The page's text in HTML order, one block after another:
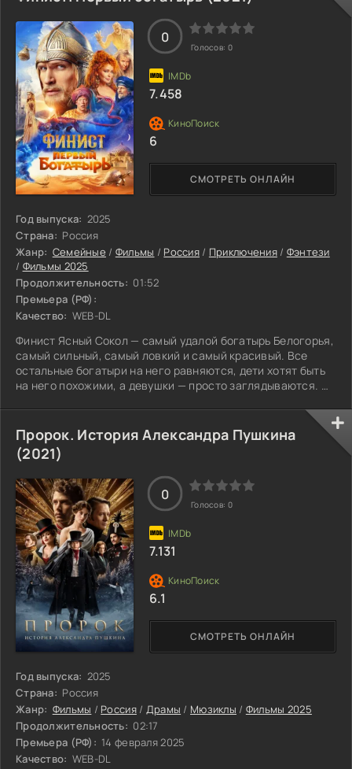
Год выпуска: 2025
Страна: Россия
Жанр: Семейные / Фильмы / Россия / Приключения/ Фэнтези
/ Фильмы 2025
Продолжительность: 01:52
Премьера (РФ):
Качество: WEB-DL
Финист Ясный Сокол — самый удалой богатырь Белогорья,
самый сильный, самый ловкий и самый красивый. Все
остальные богатыри на него равняются, дети хотят быть
на него похожими, а девушки — просто заглядываются. Он
подвигов, если считает их скучными и неинтересными. Но
ему просто необходимо оставаться лучшим, чтобы люди
продолжали им восхищаться. Чтобы всех удивить, Финист
отправится за новыми свершениями в непростое
путешествие, которое
СМОТРЕТЬ ОНЛАЙН
0
Голосов: 0
7.458
6
Пророк. История Александра Пушкина
(2021)
Год выпуска: 2025
Страна: Россия
Жанр: Фильмы / Россия/ Драмы / Мюзиклы / Фильмы 2025
Продолжительность: 02:17
Премьера (РФ): 14 февраля 2025
Качество: WEB-DL
СМОТРЕТЬ ОНЛАЙН
0
Голосов: 0
7.131
6.1